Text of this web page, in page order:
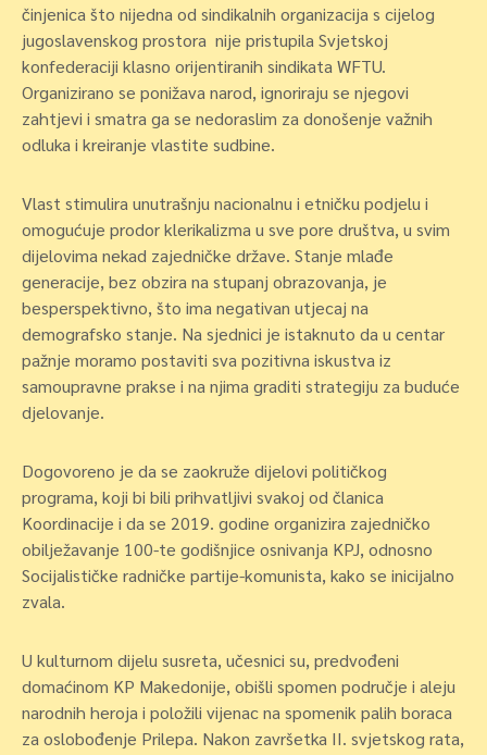
činjenica što nijedna od sindikalnih organizacija s cijelog
jugoslavenskog prostora nije pristupila Svjetskoj
konfederaciji klasno orijentiranih sindikata WFTU.
Organizirano se ponižava narod, ignoriraju se njegovi
zahtjevi i smatra ga se nedoraslim za donošenje važnih
odluka i kreiranje vlastite sudbine.
Vlast stimulira unutrašnju nacionalnu i etničku podjelu i
omogućuje prodor klerikalizma u sve pore društva, u svim
dijelovima nekad zajedničke države. Stanje mlađe
generacije, bez obzira na stupanj obrazovanja, je
besperspektivno, što ima negativan utjecaj na
demografsko stanje. Na sjednici je istaknuto da u centar
pažnje moramo postaviti sva pozitivna iskustva iz
samoupravne prakse i na njima graditi strategiju za buduće
djelovanje.
Dogovoreno je da se zaokruže dijelovi političkog
programa, koji bi bili prihvatljivi svakoj od članica
Koordinacije i da se 2019. godine organizira zajedničko
obilježavanje 100-te godišnjice osnivanja KPJ, odnosno
Socijalističke radničke partije-komunista, kako se inicijalno
zvala.
U kulturnom dijelu susreta, učesnici su, predvođeni
domaćinom KP Makedonije, obišli spomen područje i aleju
narodnih heroja i položili vijenac na spomenik palih boraca
za oslobođenje Prilepa. Nakon završetka II. svjetskog rata,